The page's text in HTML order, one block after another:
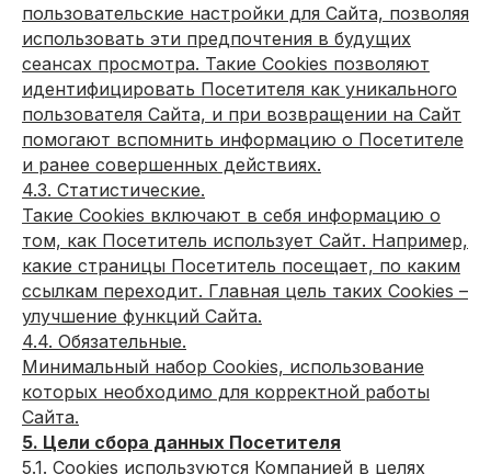
пользовательские настройки для Сайта, позволяя
использовать эти предпочтения в будущих
сеансах просмотра. Такие Cookies позволяют
идентифицировать Посетителя как уникального
пользователя Сайта, и при возвращении на Сайт
помогают вспомнить информацию о Посетителе
и ранее совершенных действиях.
4.3. Статистические.
Такие Cookies включают в себя информацию о
том, как Посетитель использует Сайт. Например,
какие страницы Посетитель посещает, по каким
ссылкам переходит. Главная цель таких Cookies –
улучшение функций Сайта.
4.4. Обязательные.
Минимальный набор Cookies, использование
которых необходимо для корректной работы
Сайта.
5. Цели сбора данных Посетителя
5.1. Cookies используются Компанией в целях
© 2007 - 2026
Политика конфиденциальности
Блог
Контакты